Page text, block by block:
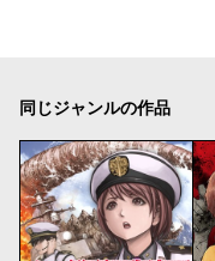
同じジャンルの作品